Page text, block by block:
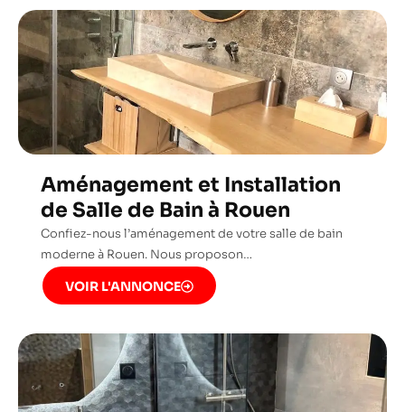
Aménagement et Installation
de Salle de Bain à Rouen
Confiez-nous l’aménagement de votre salle de bain
moderne à Rouen. Nous proposon…
VOIR L'ANNONCE